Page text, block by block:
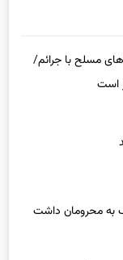
مسلح با جرائم/
است